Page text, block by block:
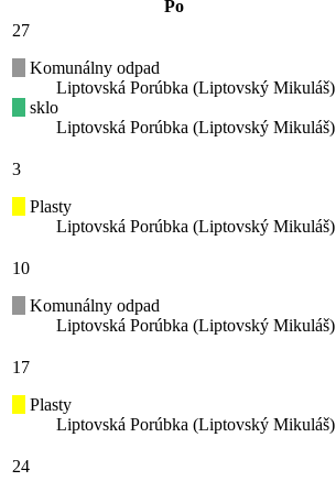
Po
27
Komunálny odpad
Liptovská Porúbka (Liptovský Mikuláš)
sklo
Liptovská Porúbka (Liptovský Mikuláš)
3
Plasty
Liptovská Porúbka (Liptovský Mikuláš)
10
Komunálny odpad
Liptovská Porúbka (Liptovský Mikuláš)
17
Plasty
Liptovská Porúbka (Liptovský Mikuláš)
24